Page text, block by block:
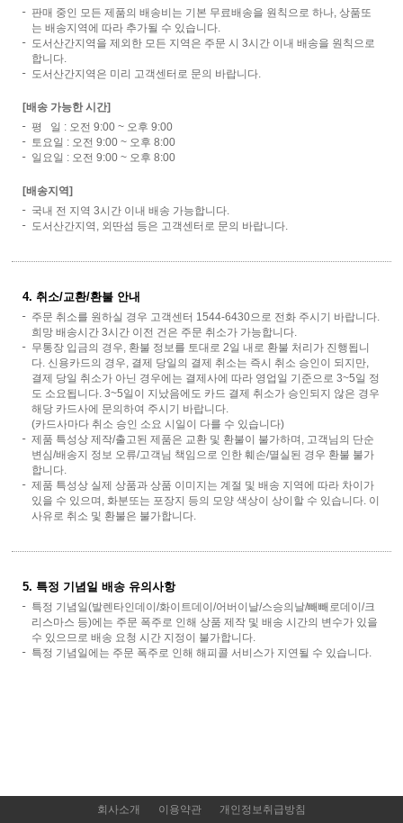
판매 중인 모든 제품의 배송비는 기본 무료배송을 원칙으로 하나, 상품또
는 배송지역에 따라 추가될 수 있습니다.
도서산간지역을 제외한 모든 지역은 주문 시 3시간 이내 배송을 원칙으로
합니다.
도서산간지역은 미리 고객센터로 문의 바랍니다.
[배송 가능한 시간]
평 일 : 오전 9:00 ~ 오후 9:00
토요일 : 오전 9:00 ~ 오후 8:00
일요일 : 오전 9:00 ~ 오후 8:00
[배송지역]
국내 전 지역 3시간 이내 배송 가능합니다.
도서산간지역, 외딴섬 등은 고객센터로 문의 바랍니다.
4. 취소/교환/환불 안내
주문 취소를 원하실 경우 고객센터 1544-6430으로 전화 주시기 바랍니다.
희망 배송시간 3시간 이전 건은 주문 취소가 가능합니다.
무통장 입금의 경우, 환불 정보를 토대로 2일 내로 환불 처리가 진행됩니
다. 신용카드의 경우, 결제 당일의 결제 취소는 즉시 취소 승인이 되지만,
결제 당일 취소가 아닌 경우에는 결제사에 따라 영업일 기준으로 3~5일 정
도 소요됩니다. 3~5일이 지났음에도 카드 결제 취소가 승인되지 않은 경우
해당 카드사에 문의하여 주시기 바랍니다.
(카드사마다 취소 승인 소요 시일이 다를 수 있습니다)
제품 특성상 제작/출고된 제품은 교환 및 환불이 불가하며, 고객님의 단순
변심/배송지 정보 오류/고객님 책임으로 인한 훼손/멸실된 경우 환불 불가
합니다.
제품 특성상 실제 상품과 상품 이미지는 계절 및 배송 지역에 따라 차이가
있을 수 있으며, 화분또는 포장지 등의 모양 색상이 상이할 수 있습니다. 이
사유로 취소 및 환불은 불가합니다.
5. 특정 기념일 배송 유의사항
특정 기념일(발렌타인데이/화이트데이/어버이날/스승의날/빼빼로데이/크
리스마스 등)에는 주문 폭주로 인해 상품 제작 및 배송 시간의 변수가 있을
수 있으므로 배송 요청 시간 지정이 불가합니다.
특정 기념일에는 주문 폭주로 인해 해피콜 서비스가 지연될 수 있습니다.
회사소개 이용약관 개인정보취급방침